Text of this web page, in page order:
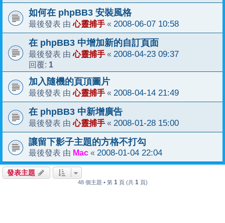
如何在 phpBB3 安裝風格
最後發表 由心靈捕手 « 2008-06-07 10:58
在 phpBB3 中增加新的自訂頁面
最後發表 由心靈捕手 « 2008-04-23 09:37
回覆: 1
加入隨機的頁頂圖片
最後發表 由心靈捕手 « 2008-04-14 21:49
在 phpBB3 中新增廣告
最後發表 由心靈捕手 « 2008-01-28 15:00
讓留下影子主題的方格不打勾
最後發表 由 Mac « 2008-01-04 22:04
發表主題
48 個主題 • 第 1 頁 (共 1 頁)